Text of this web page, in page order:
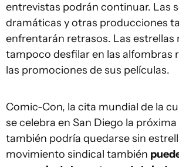
entrevistas podrán continuar. Las
dramáticas y otras producciones
enfrentarán retrasos. Las estrellas
tampoco desfilar en las alfombras
las promociones de sus películas.
Comic-Con, la cita mundial de la
se celebra en San Diego la
también podría quedarse sin
movimiento sindical también